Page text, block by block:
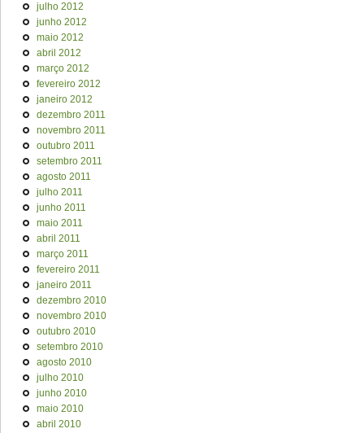
julho 2012
junho 2012
maio 2012
abril 2012
março 2012
fevereiro 2012
janeiro 2012
dezembro 2011
novembro 2011
outubro 2011
setembro 2011
agosto 2011
julho 2011
junho 2011
maio 2011
abril 2011
março 2011
fevereiro 2011
janeiro 2011
dezembro 2010
novembro 2010
outubro 2010
setembro 2010
agosto 2010
julho 2010
junho 2010
maio 2010
abril 2010